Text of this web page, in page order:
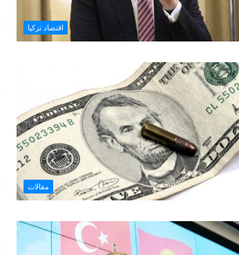
اقتصاد تركيا
مقالات